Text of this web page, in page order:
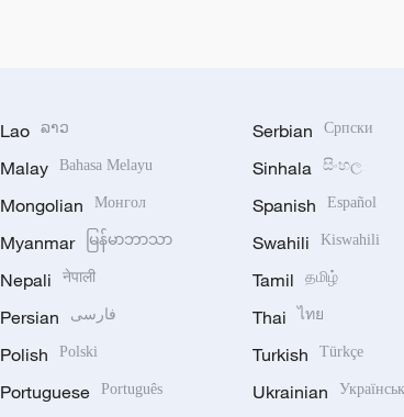
Lao ລາວ
Malay Bahasa Melayu
Mongolian Монгол
Myanmar မြန်မာဘာသာ
Nepali नेपाली
Persian فارسی
Polish Polski
Portuguese Português
Serbian Српски
Sinhala සිංහල
Spanish Español
Swahili Kiswahili
Tamil தமிழ்
Thai ไทย
Turkish Türkçe
Ukrainian